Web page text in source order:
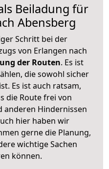
Beiladung für
Abensberg
Schritt bei der
von Erlangen nach
der Routen. Es ist
die sowohl sicher
Es ist auch ratsam,
die Route frei von
anderen Hindernissen
hier haben wir
gerne die Planung,
wichtige Sachen
können.